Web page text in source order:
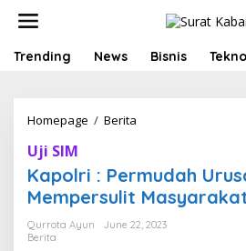
Trending News Bisnis
Homepage / Berita
o
l
i
Uji SIM
Kapolri : Permudah
Mempersulit
Qurrota Ayun
June 22, 2023
Berita